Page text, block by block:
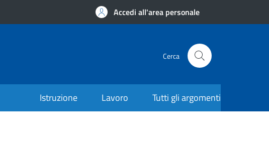
Accedi all'area personale
Cerca
Istruzione Lavoro Tutti gli argomenti